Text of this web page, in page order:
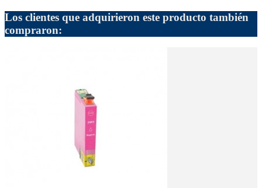
Los clientes que adquirieron este producto también
compraron: